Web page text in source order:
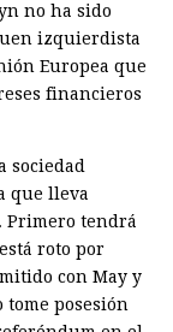
no ha sido
izquierdista
Europea que
financieros
sociedad
que lleva
Primero tendrá
roto por
con May y
posesión